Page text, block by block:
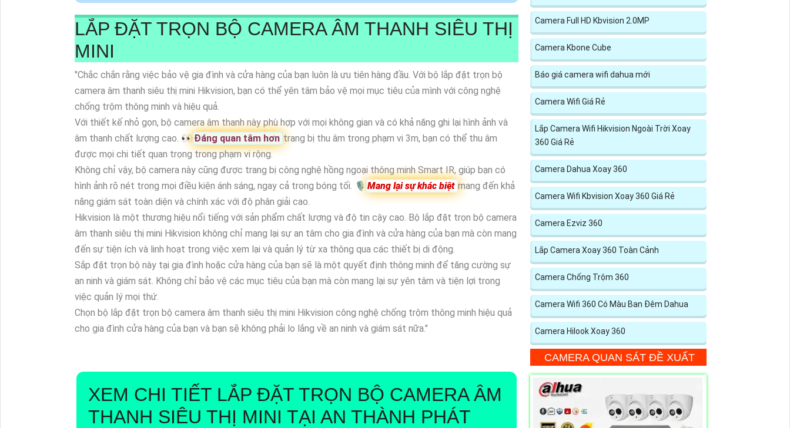
LẮP ĐẶT TRỌN BỘ CAMERA ÂM THANH SIÊU THỊ
MINI
"Chắc chắn rằng việc bảo vệ gia đình và cửa hàng của bạn luôn là ưu tiên hàng đầu. Với bộ lắp đặt trọn bộ
camera âm thanh siêu thị mini Hikvision, bạn có thể yên tâm bảo vệ mọi mục tiêu của mình với công nghệ
chống trộm thông minh và hiệu quả.
Với thiết kế nhỏ gọn, bộ camera âm thanh này phù hợp với mọi không gian và có khả năng ghi lại hình ảnh và
âm thanh chất lượng cao. ️👀 Đáng quan tâm hơn trang bị thu âm trong phạm vi 3m, bạn có thể thu âm
được mọi chi tiết quan trọng trong phạm vi rộng.
Không chỉ vậy, bộ camera này cũng được trang bị công nghệ hồng ngoại thông minh Smart IR, giúp bạn có
hình ảnh rõ nét trong mọi điều kiện ánh sáng, ngay cả trong bóng tối. 🎙 Mang lại sự khác biệt mang đến khả
năng giám sát toàn diện và chính xác với độ phân giải cao.
Hikvision là một thương hiệu nổi tiếng với sản phẩm chất lượng và độ tin cậy cao. Bộ lắp đặt trọn bộ camera
âm thanh siêu thị mini Hikvision không chỉ mang lại sự an tâm cho gia đình và cửa hàng của bạn mà còn mang
đến sự tiện ích và linh hoạt trong việc xem lại và quản lý từ xa thông qua các thiết bị di động.
Sắp đặt trọn bộ này tại gia đình hoặc cửa hàng của bạn sẽ là một quyết định thông minh để tăng cường sự
an ninh và giám sát. Không chỉ bảo vệ các mục tiêu của bạn mà còn mang lại sự yên tâm và tiện lợi trong
việc quản lý mọi thứ.
Chọn bộ lắp đặt trọn bộ camera âm thanh siêu thị mini Hikvision công nghệ chống trộm thông minh hiệu quả
cho gia đình cửa hàng của bạn và bạn sẽ không phải lo lắng về an ninh và giám sát nữa."
XEM CHI TIẾT LẮP ĐẶT TRỌN BỘ CAMERA ÂM
THANH SIÊU THỊ MINI TẠI AN THÀNH PHÁT
Camera Full HD Kbvision 2.0MP
Camera Kbone Cube
Báo giá camera wifi dahua mới
Camera Wifi Giá Rẻ
Lắp Camera Wifi Hikvision Ngoài Trời Xoay
360 Giá Rẻ
Camera Dahua Xoay 360
Camera Wifi Kbvision Xoay 360 Giá Rẻ
Camera Ezviz 360
Lắp Camera Xoay 360 Toàn Cảnh
Camera Chống Trộm 360
Camera Wifi 360 Có Màu Ban Đêm Dahua
Camera Hilook Xoay 360
CAMERA QUAN SÁT ĐỀ XUẤT